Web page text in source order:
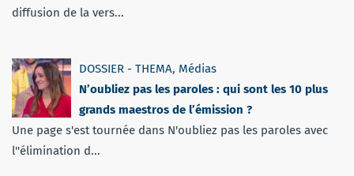
diffusion de la vers...
DOSSIER - THEMA, Médias
N’oubliez pas les paroles : qui sont les 10 plus
grands maestros de l’émission ?
Une page s'est tournée dans N'oubliez pas les paroles avec
l''élimination d...